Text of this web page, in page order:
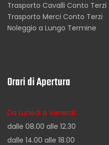
Trasporto Cavalli Conto Terzi
Trasporto Merci Conto Terzi
Noleggio a Lungo Termine
Orari di Apertura
Da Lunedi a Venerdì:
dalle 08.00 alle 12.30
dalle 14.00 alle 18.00